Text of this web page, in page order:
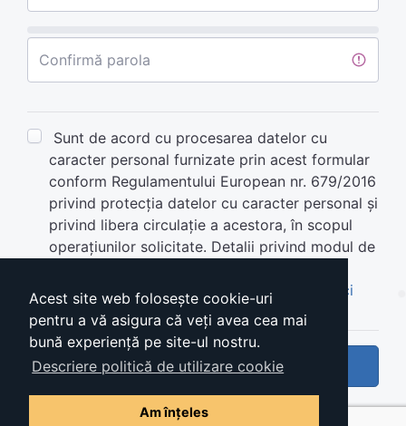
Acest site web folosește cookie-uri
pentru a vă asigura că veți avea cea mai
bună experiență pe site-ul nostru.
Descriere politică de utilizare cookie
Am înțeles
Confirmă parola
Sunt de acord cu procesarea datelor cu
caracter personal furnizate prin acest formular
conform Regulamentului European nr. 679/2016
privind protecția datelor cu caracter personal și
privind libera circulație a acestora, în scopul
operațiunilor solicitate. Detalii privind modul de
Termeni si condiţii de utilizare ,
consulta aici
Creează cont